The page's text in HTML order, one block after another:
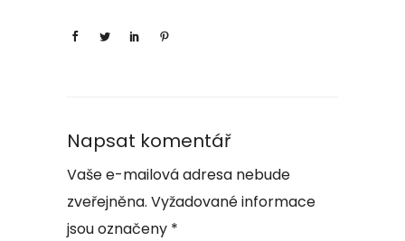
Napsat komentář
Vaše e-mailová adresa nebude
zveřejněna. Vyžadované informace
jsou označeny *